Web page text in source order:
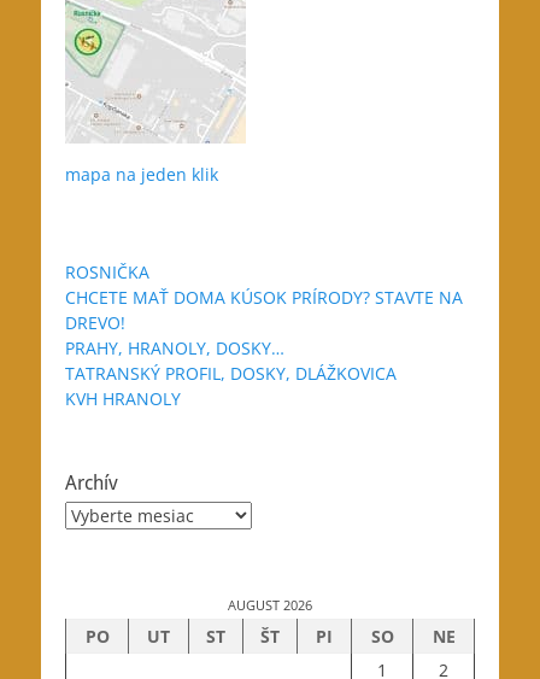
mapa na jeden klik
ROSNIČKA
CHCETE MAŤ DOMA KÚSOK PRÍRODY? STAVTE NA
DREVO!
PRAHY, HRANOLY, DOSKY…
TATRANSKÝ PROFIL, DOSKY, DLÁŽKOVICA
KVH HRANOLY
Archív
Archív
AUGUST 2026
PO UT ST ŠT PI SO
NE
1
2